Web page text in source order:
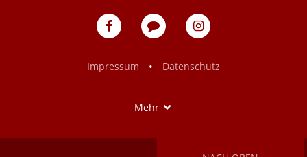
eventpeppers
Blog
eventpeppers
Impressum
• Datenschutz
Mehr